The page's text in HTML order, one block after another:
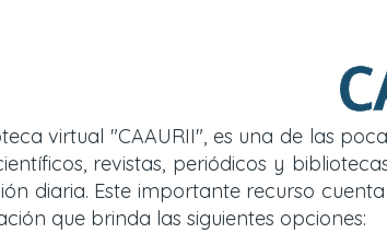
virtual "CAAURII", es una de las
revistas, periódicos y
diaria. Este importante recurso
que brinda las siguientes opciones: